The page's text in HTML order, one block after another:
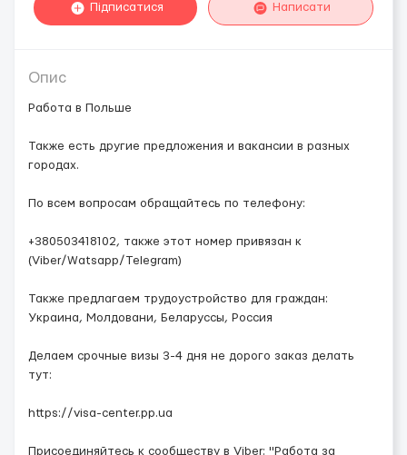
Підписатися Написати
Опис
Работа в Польше
Также есть другие предложения и вакансии в разных
городах.
По всем вопросам обращайтесь по телефону:
+380503418102, также этот номер привязан к
(Viber/Watsapp/Telegram)
Также предлагаем трудоустройство для граждан:
Украина, Молдовани, Беларуссы, Россия
Делаем срочные визы 3-4 дня не дорого заказ делать
тут:
https://visa-center.pp.ua
Присоединяйтесь к сообществу в Viber: "Работа за